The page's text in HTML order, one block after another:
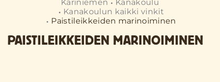
Kariniemen
Kanakoulu
Kanakoulun kaikki vinkit
Paistileikkeiden marinoiminen
PAISTILEIKKEIDEN MARINOIMINEN